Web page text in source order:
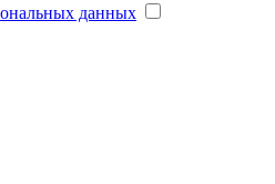
данных